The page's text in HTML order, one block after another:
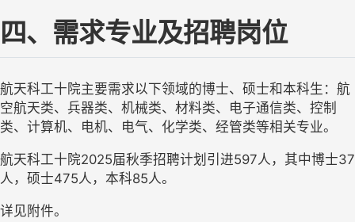
四、需求专业及招聘岗位
航天科工十院主要需求以下领域的博士、硕士和本科生：航
空航天类、兵器类、机械类、材料类、电子通信类、控制
类、计算机、电机、电气、化学类、经管类等相关专业。
航天科工十院2025届秋季招聘计划引进597人，其中博士37
人，硕士475人，本科85人。
详见附件。